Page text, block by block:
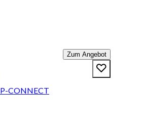
Zum Angebot
CONNECT